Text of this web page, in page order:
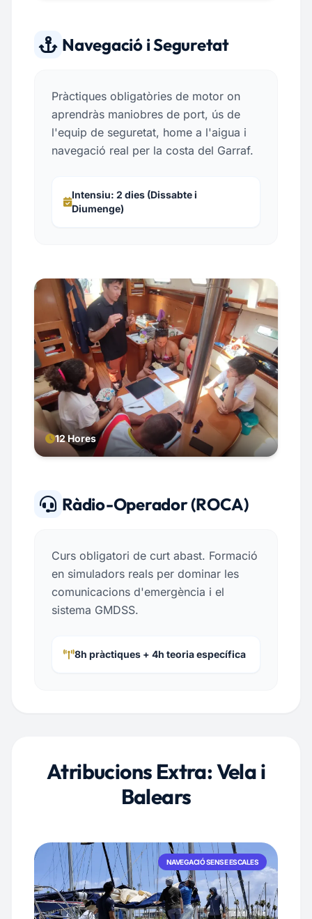
Navegació i Seguretat
Pràctiques obligatòries de motor on
aprendràs maniobres de port, ús de
l'equip de seguretat, home a l'aigua i
navegació real per la costa del Garraf.
Intensiu: 2 dies (Dissabte i
Diumenge)
12 Hores
Ràdio-Operador (ROCA)
Curs obligatori de curt abast. Formació
en simuladors reals per dominar les
comunicacions d'emergència i el
sistema GMDSS.
8h pràctiques + 4h teoria específica
Atribucions Extra: Vela i
Balears
NAVEGACIÓ SENSE ESCALES